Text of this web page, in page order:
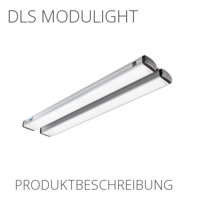
Unternehmen
DLS MODULIGHT
PRODUKTBESCHREIBUNG